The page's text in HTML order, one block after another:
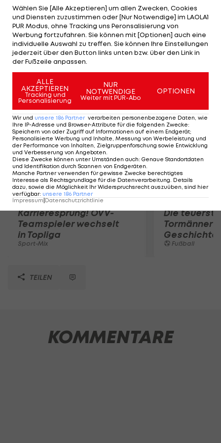
16. Minute der zwischenzeitliche Ausgleich. Patrik
Jezek vergibt in einer intensiven Partie (8x Gelb)
einen Elfmeter, Schreter und Bergmann treffen
auf Seiten der Tiroler nur Aluminium. Die Kogler-Elf
bleibt damit weiterhin punktelos Tabellenletzter,
Admira ist 6.
Mehr zum Thema
Karrieresprung! ÖVV-
Teamspieler wechselt
in Topliga
Sport-Mix
Die
Tormänner
Geschichte
Fußball
TEILEN
KOMMENTARE
Wählen Sie [Alle Akzeptieren] um allen Zwecken, Cookies
und Diensten zuzustimmen oder [Nur Notwendige] im LAOLA1
PUR Modus, ohne Tracking uns Peronsalisierung von
Werbung fortzufahren. Sie können mit [Optionen] auch eine
individuelle Auswahl zu treffen. Sie können Ihre Einstellungen
jederzeit über den Button links unten bzw. über den Link in
der Fußzeile anpassen.
ALLE
AKZEPTIEREN
Tracking und
Personalisierung
NUR
NOTWENDIGE
Weiter mit PUR-Abo
OPTIONEN
Wir und unsere 186 Partner verarbeiten personenbezogene Daten, wie
Ihre IP-Adresse und Browser-Attribute für die folgenden Zwecke:
Speichern von oder Zugriff auf Informationen auf einem Endgerät;
Personalisierte Werbung und Inhalte, Messung von Werbeleistung und
der Performance von Inhalten, Zielgruppenforschung sowie Entwicklung
und Verbesserung von Angeboten.
Diese Zwecke können unter Umständen auch: Genaue Standortdaten
und Identifikation durch Scannen von Endgeräten.
Manche Partner verwenden für gewisse Zwecke berechtigtes
Interesse als Rechtsgrundlage für die Datenverarbeitung. Details
dazu, sowie die Möglichkeit Ihr Widerspruchsrecht auszuüben, sind hier
verfügbar: unsere 186 Partner
Impressum Datenschutzrichtlinie